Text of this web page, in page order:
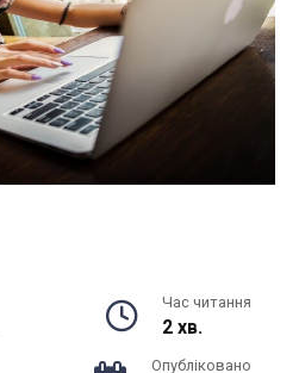
Час читання
2 хв.
Опубліковано